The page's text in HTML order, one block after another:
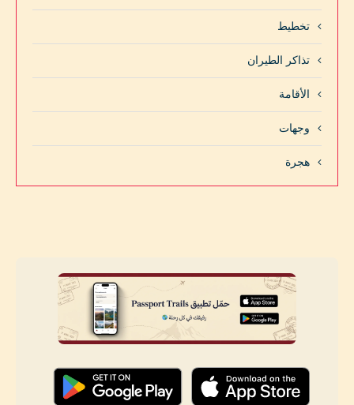
تخطيط
تذاكر الطيران
الأقامة
وجهات
هجرة